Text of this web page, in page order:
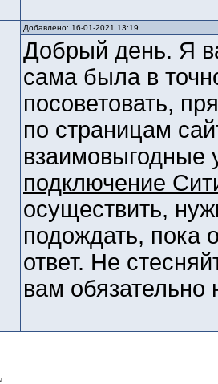
Добавлено: 16-01-2021 13:19
Добрый день. Я
сама была в
посоветовать,
по страницам
взаимовыгодные
подключение
осуществить,
подождать, пока
ответ. Не
вам обязательно